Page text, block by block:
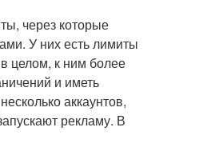
через которые
У них есть лимиты
целом, к ним более
и иметь
аккаунтов,
рекламу. В